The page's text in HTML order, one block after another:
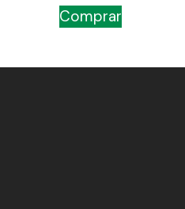
Comprar